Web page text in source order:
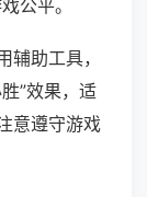
公平。
助工具，
”效果，适
意遵守游戏